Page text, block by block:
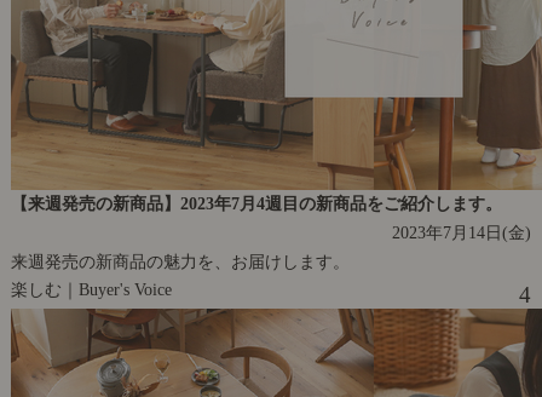
【来週発売の新商品】2023年7月4週目の新商品をご紹介します。
2023年7月14日(金)
来週発売の新商品の魅力を、お届けします。
楽しむ｜Buyer's Voice
4